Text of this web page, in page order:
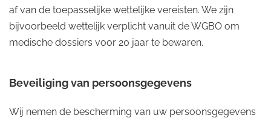
af van de toepasselijke wettelijke vereisten. We zijn
bijvoorbeeld wettelijk verplicht vanuit de WGBO om
medische dossiers voor 20 jaar te bewaren.
Beveiliging van persoonsgegevens
Wij nemen de bescherming van uw persoonsgegevens